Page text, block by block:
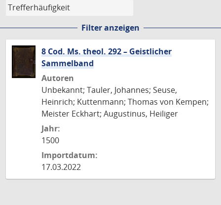
Filter anzeigen
8 Cod. Ms. theol. 292 – Geistlicher
Sammelband
Autoren
Unbekannt; Tauler, Johannes; Seuse,
Heinrich; Kuttenmann; Thomas von Kempen;
Meister Eckhart; Augustinus, Heiliger
Jahr:
1500
Importdatum:
17.03.2022